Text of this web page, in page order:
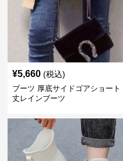
¥5,660 (税込)
ブーツ 厚底サイドゴアショート
丈レインブーツ